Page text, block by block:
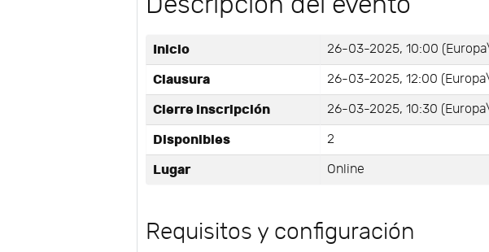
Inicio 26-03-2025, 10:00
Clausura 26-03-2025, 12:00
Cierre inscripción 26-03-2025, 10:30
Disponibles 2
Lugar Online
Requisitos y configuración